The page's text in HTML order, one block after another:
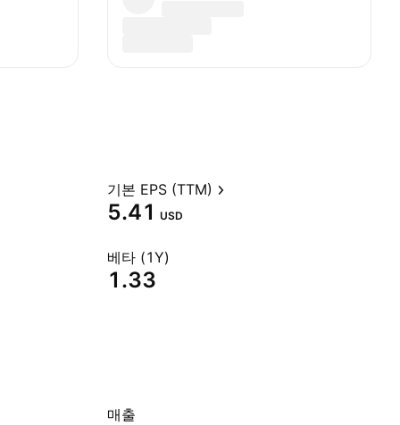
기본 EPS (TTM)
5.41 USD
베타 (1Y)
1.33
매출